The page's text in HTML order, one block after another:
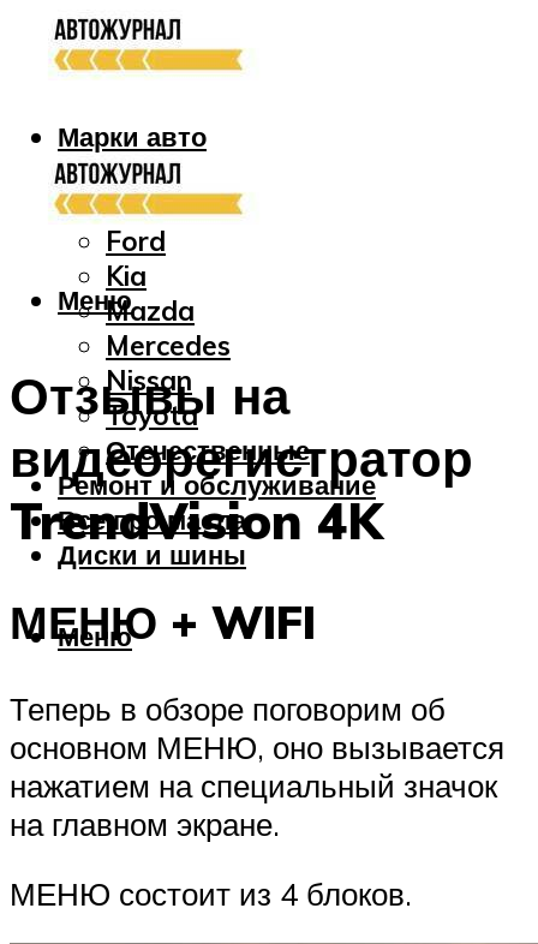
Марки авто
Audi
Bmw
Ford
Kia
Mazda
Mercedes
Nissan
Toyota
Отечественные
Ремонт и обслуживание
Все про масла
Диски и шины
Меню
Меню
Отзывы на
видеорегистратор
TrendVision 4K
МЕНЮ + WIFI
Теперь в обзоре поговорим об
основном МЕНЮ, оно вызывается
нажатием на специальный значок
на главном экране.
МЕНЮ состоит из 4 блоков.